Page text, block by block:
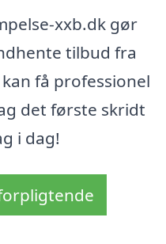
xxb.dk gør
tilbud fra
få professionel
det første skridt
i dag!